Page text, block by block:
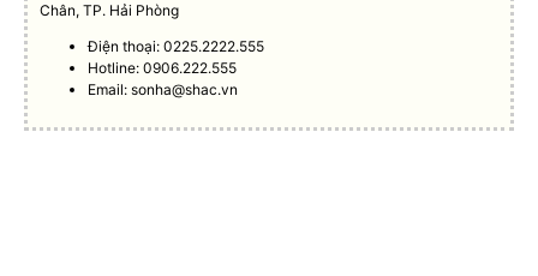
Chân, TP. Hải Phòng
Điện thoại: 0225.2222.555
Hotline: 0906.222.555
Email:sonha@shac.vn